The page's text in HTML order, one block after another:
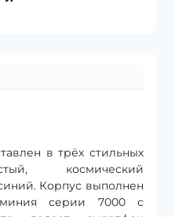
в трёх стильных
космический
Корпус выполнен
серии 7000 с